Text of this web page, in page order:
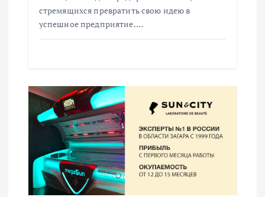
стремящихся превратить свою идею в
успешное предприятие.…